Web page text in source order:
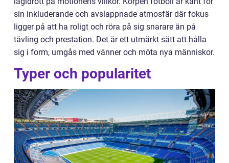
sin inkluderande och avslappnade atmosfär där fokus
ligger på att ha roligt och röra på sig snarare än på
tävling och prestation. Det är ett utmärkt sätt att hålla
sig i form, umgås med vänner och möta nya människor.
Typer och popularitet